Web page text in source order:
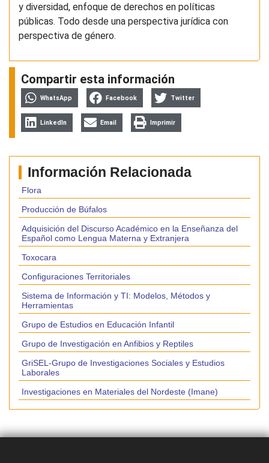
y diversidad, enfoque de derechos en políticas
públicas. Todo desde una perspectiva jurídica con
perspectiva de género.
Compartir esta información
WhatsApp Facebook Twitter
LinkedIn Email Imprimir
Información Relacionada
Flora
Producción de Búfalos
Adquisición del Discurso Académico en la Enseñanza del
Español como Lengua Materna y Extranjera
Toxocara
Configuraciones Territoriales
Sistema de Información y TI: Modelos, Métodos y
Herramientas
Grupo de Estudios en Educación Infantil
Grupo de Investigación en Anfibios y Reptiles
GriSEL-Grupo de Investigaciones Sociales y Estudios
Laborales
Investigaciones en Materiales del Nordeste (Imane)